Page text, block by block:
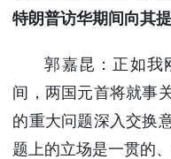
特朗普访华期间向其
郭嘉昆：正如我
间，两国元首将就事
的重大问题深入交换
题上的立场是一贯的